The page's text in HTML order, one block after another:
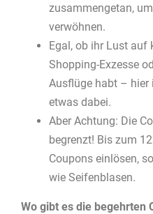
zusammengetan,
verwöhnen.
Egal, ob ihr Lust auf
Shopping-Exzesse
Ausflüge habt –
etwas dabei.
Aber Achtung: Die
begrenzt! Bis zum
Coupons einlösen,
wie Seifenblasen.
Wo gibt es die begehrten